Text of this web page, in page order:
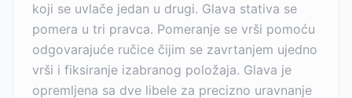
koji se uvlače jedan u drugi. Glava stativa se
pomera u tri pravca. Pomeranje se vrši pomoću
odgovarajuće ručice čijim se zavrtanjem ujedno
vrši i fiksiranje izabranog položaja. Glava je
opremljena sa dve libele za precizno uravnanje